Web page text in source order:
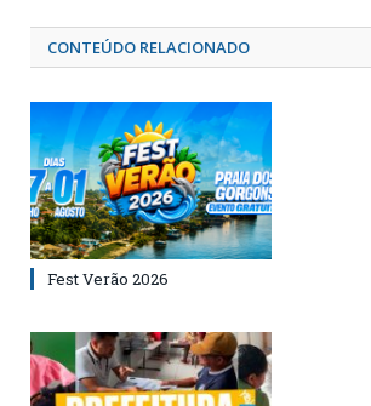
CONTEÚDO RELACIONADO
Fest Verão 2026